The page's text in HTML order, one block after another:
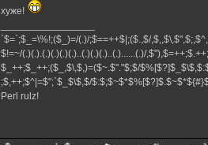
хуже!
`$=`;$_=\%!;($_)=/(.)/;$==++$|;($.,$/
$!=~/(.)(.).(.)(.)(.)(.)..(.)(.)(.)..(.)......(.)/
$_++;$_++;($_,$\,$,)=($~.$"."$;$/
;$,++;$^|=$";`$_$\$,$/
Perl rulz!